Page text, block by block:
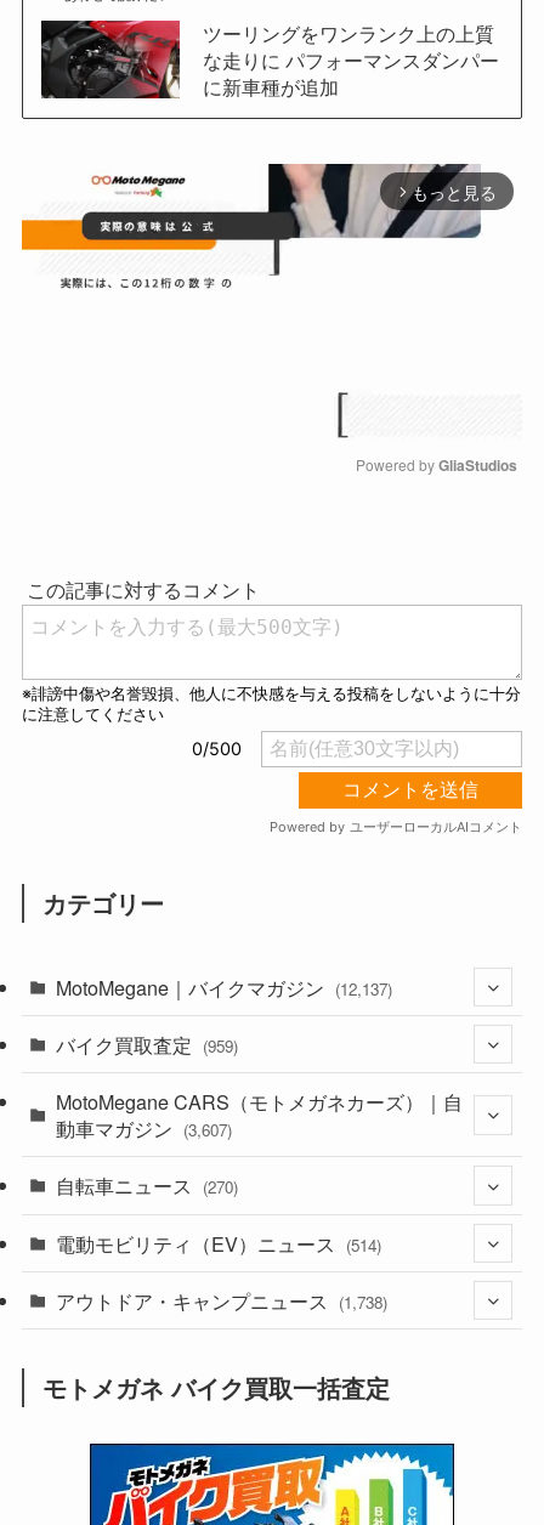
ツーリングをワンランク上の上質
な走りに パフォーマンスダンパー
に新車種が追加
arrow_forward_ios もっと見る
Powered by GliaStudios
カテゴリー
MotoMegane｜バイクマガジン (12,137)
(44)
(1,243)
(639)
(118)
(60)
(31)
(51)
(34)
(252)
(38)
(24)
(16)
(25)
(249)
(64)
(16)
(62)
(306)
(6,957)
(2,473)
(249)
(23)
(1,226)
(12)
(131)
(167)
(66)
(16)
(141)
(1,142)
(166)
(23)
(415)
バイク買取査定 (959)
(352)
(1)
MotoMegane CARS（モトメガネカーズ）｜自
動車マガジン (3,607)
(186)
(137)
(74)
(2,744)
(126)
(170)
自転車ニュース (270)
(54)
(211)
電動モビリティ（EV）ニュース (514)
(132)
(171)
(118)
(27)
アウトドア・キャンプニュース (1,738)
(8)
(1,605)
(147)
モトメガネ バイク買取一括査定